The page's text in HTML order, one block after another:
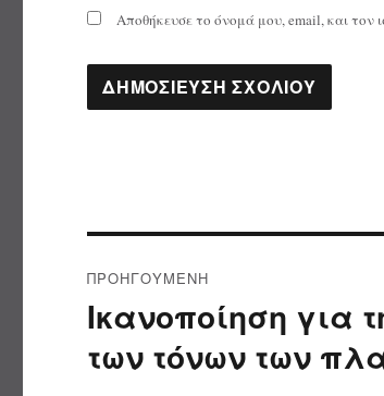
Αποθήκευσε το όνομά μου, email, και
άρθρων
ΠΡΟΗΓΟΎΜΕΝΗ
Προηγούμενο
Ικανοποίηση για
των τόνων των